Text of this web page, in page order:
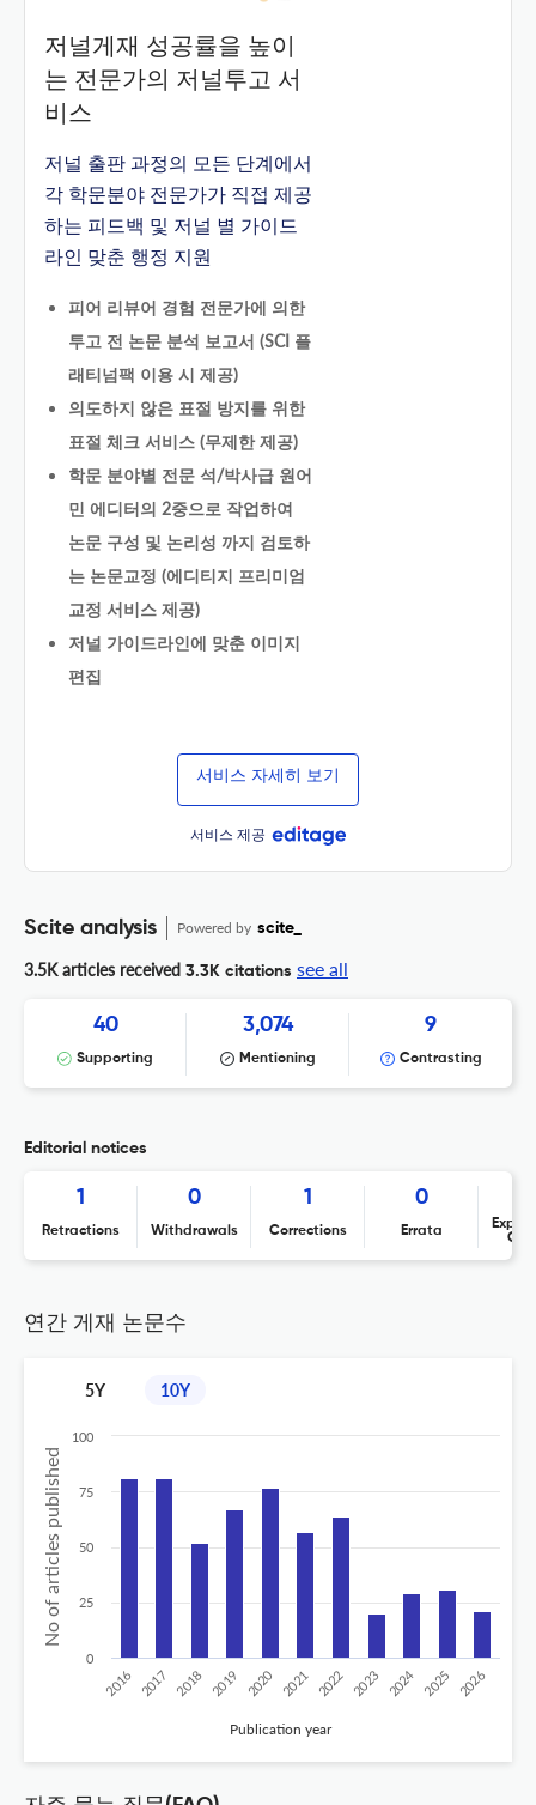
저널게재 성공률을 높이
는 전문가의 저널투고 서
비스
저널 출판 과정의 모든 단계에서
각 학문분야 전문가가 직접 제공
하는 피드백 및 저널 별 가이드
라인 맞춘 행정 지원
피어 리뷰어 경험 전문가에 의한
투고 전 논문 분석 보고서 (SCI 플
래티넘팩 이용 시 제공)
의도하지 않은 표절 방지를 위한
표절 체크 서비스 (무제한 제공)
학문 분야별 전문 석/박사급 원어
민 에디터의 2중으로 작업하여
논문 구성 및 논리성 까지 검토하
는 논문교정 (에디티지 프리미엄
교정 서비스 제공)
저널 가이드라인에 맞춘 이미지
편집
서비스 자세히 보기
서비스 제공
Scite analysis Powered by scite_
3.5K articles received 3.3K citations see all
40
Supporting
3,074
Mentioning
9
Contrasting
Editorial notices
1
Retractions
0
Withdrawals
1
Corrections
0
Errata
연간 게재 논문수
5Y 10Y
No of articles published
Publication year
2016 2017 2018 2019 2020 2021 2022 2023 2024 2025 2026
0
25
50
75
100